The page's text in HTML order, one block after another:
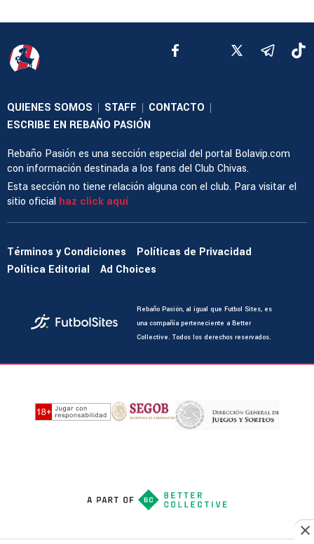
QUIENES SOMOS | STAFF | CONTACTO |
ESCRIBE EN REBAÑO PASIÓN
Rebaño Pasión es una sección especial del portal Bolavip.com
con información destinada a los fans del Club Chivas.
Esta sección no tiene relación alguna con el club. Para visitar el
sitio oficial haz click aquí
Términos y Condiciones
Políticas de Privacidad
Política Editorial
Ad Choices
Rebaño Pasión, al igual que Futbol Sites, es
una compañía perteneciente a Better
Collective. Todos los derechos reservados.